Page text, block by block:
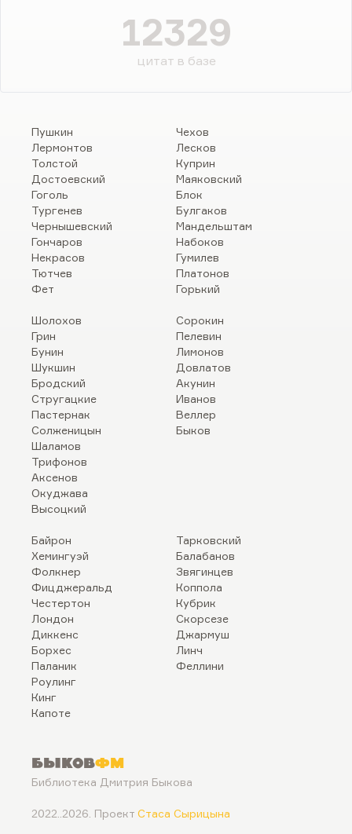
12329
цитат в базе
Пушкин
Лермонтов
Толстой
Достоевский
Гоголь
Тургенев
Чернышевский
Гончаров
Некрасов
Тютчев
Фет
Чехов
Лесков
Куприн
Маяковский
Блок
Булгаков
Мандельштам
Набоков
Гумилев
Платонов
Горький
Шолохов
Грин
Бунин
Шукшин
Бродский
Стругацкие
Пастернак
Солженицын
Шаламов
Трифонов
Аксенов
Окуджава
Высоцкий
Сорокин
Пелевин
Лимонов
Довлатов
Акунин
Иванов
Веллер
Быков
Байрон
Хемингуэй
Фолкнер
Фицджеральд
Честертон
Лондон
Диккенс
Борхес
Паланик
Роулинг
Кинг
Капоте
Тарковский
Балабанов
Звягинцев
Коппола
Кубрик
Скорсезе
Джармуш
Линч
Феллини
БыковФМ
Библиотека Дмитрия Быкова
2022..2026. Проект Стаса Сырицына